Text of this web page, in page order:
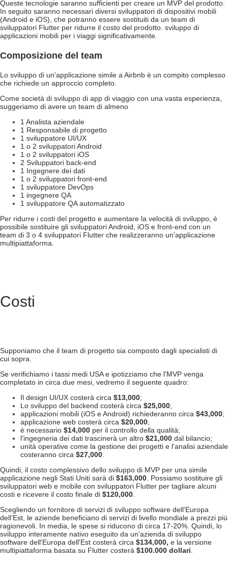
Queste tecnologie saranno sufficienti per creare un MVP del prodotto.
In seguito saranno necessari diversi sviluppatori di dispositivi mobili
(Android e iOS), che potranno essere sostituiti da un team di
sviluppatori Flutter per ridurre il costo del prodotto. sviluppo di
applicazioni mobili per i viaggi significativamente.
Composizione del team
Lo sviluppo di un'applicazione simile a Airbnb è un compito complesso
che richiede un approccio completo.
Come società di sviluppo di app di viaggio con una vasta esperienza,
suggeriamo di avere un team di almeno
1 Analista aziendale
1 Responsabile di progetto
1 sviluppatore UI/UX
1 o 2 sviluppatori Android
1 o 2 sviluppatori iOS
2 Sviluppatori back-end
1 Ingegnere dei dati
1 o 2 sviluppatori front-end
1 sviluppatore DevOps
1 ingegnere QA
1 sviluppatore QA automatizzato
Per ridurre i costi del progetto e aumentare la velocità di sviluppo, è
possibile sostituire gli sviluppatori Android, iOS e front-end con un
team di 3 o 4 sviluppatori Flutter che realizzeranno un'applicazione
multipiattaforma.
Costi
Supponiamo che il team di progetto sia composto dagli specialisti di
cui sopra.
Se verifichiamo i tassi medi USA e ipotizziamo che l'MVP venga
completato in circa due mesi, vedremo il seguente quadro:
Il design UI/UX costerà circa $13,000;
Lo sviluppo del backend costerà circa $25,000;
applicazioni mobili (iOS e Android) richiederanno circa $43,000;
applicazione web costerà circa $20,000;
è necessario $14,000 per il controllo della qualità;
l'ingegneria dei dati trascinerà un altro $21,000 dal bilancio;
unità operative come la gestione dei progetti e l'analisi aziendale
costeranno circa $27,000.
Quindi, il costo complessivo dello sviluppo di MVP per una simile
applicazione negli Stati Uniti sarà di $163,000. Possiamo sostituire gli
sviluppatori web e mobile con sviluppatori Flutter per tagliare alcuni
costi e ricevere il costo finale di $120,000.
Scegliendo un fornitore di servizi di sviluppo software dell'Europa
dell'Est, le aziende beneficiano di servizi di livello mondiale a prezzi più
ragionevoli. In media, le spese si riducono di circa 17-20%. Quindi, lo
sviluppo interamente nativo eseguito da un'azienda di sviluppo
software dell'Europa dell'Est costerà circa $134,000, e la versione
multipiattaforma basata su Flutter costerà $100.000 dollari.